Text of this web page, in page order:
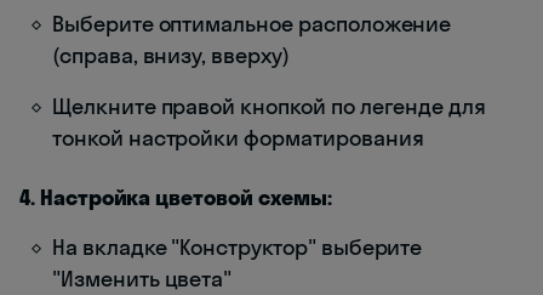
Выберите оптимальное расположение
(справа, внизу, вверху)
Щелкните правой кнопкой по легенде для
тонкой настройки форматирования
4. Настройка цветовой схемы:
На вкладке "Конструктор" выберите
"Изменить цвета"